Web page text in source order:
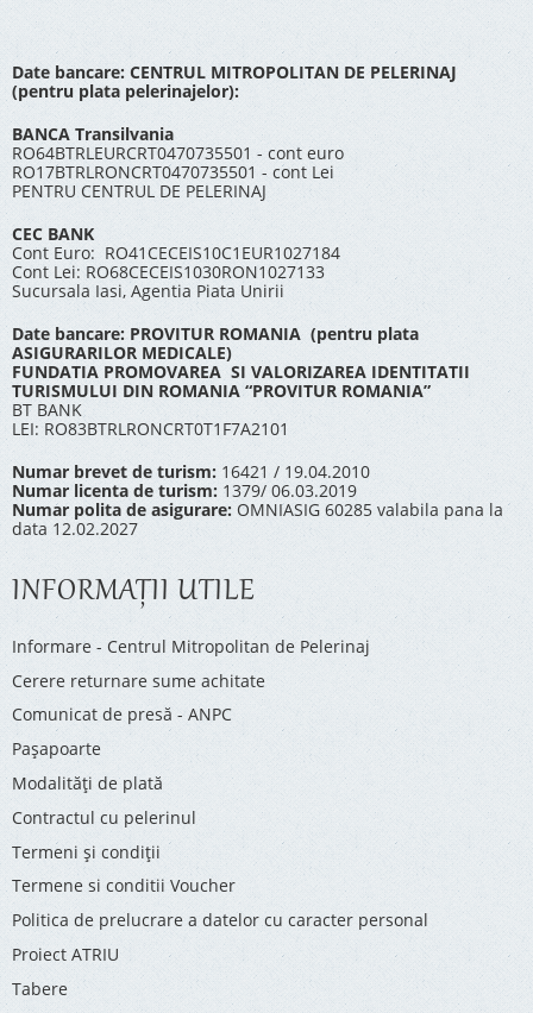
Date bancare: CENTRUL MITROPOLITAN DE PELERINAJ
(pentru plata pelerinajelor):
BANCA Transilvania
RO64BTRLEURCRT0470735501 - cont euro
RO17BTRLRONCRT0470735501 - cont Lei
PENTRU CENTRUL DE PELERINAJ
CEC BANK
Cont Euro: RO41CECEIS10C1EUR1027184
Cont Lei: RO68CECEIS1030RON1027133
Sucursala Iasi, Agentia Piata Unirii
Date bancare: PROVITUR ROMANIA (pentru plata
ASIGURARILOR MEDICALE)
FUNDATIA PROMOVAREA SI VALORIZAREA IDENTITATII
TURISMULUI DIN ROMANIA “PROVITUR ROMANIA”
BT BANK
LEI: RO83BTRLRONCRT0T1F7A2101
Numar brevet de turism: 16421 / 19.04.2010
Numar licenta de turism: 1379/ 06.03.2019
Numar polita de asigurare: OMNIASIG 60285 valabila pana la
data 12.02.2027
INFORMAŢII UTILE
Informare - Centrul Mitropolitan de Pelerinaj
Cerere returnare sume achitate
Comunicat de presă - ANPC
Pașapoarte
Modalități de plată
Contractul cu pelerinul
Termeni și condiții
Termene si conditii Voucher
Politica de prelucrare a datelor cu caracter personal
Proiect ATRIU
Tabere